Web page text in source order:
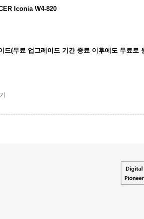
Iconia W4-820